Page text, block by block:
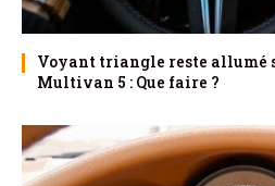
Voyant triangle reste allumé
Multivan 5 : Que faire ?